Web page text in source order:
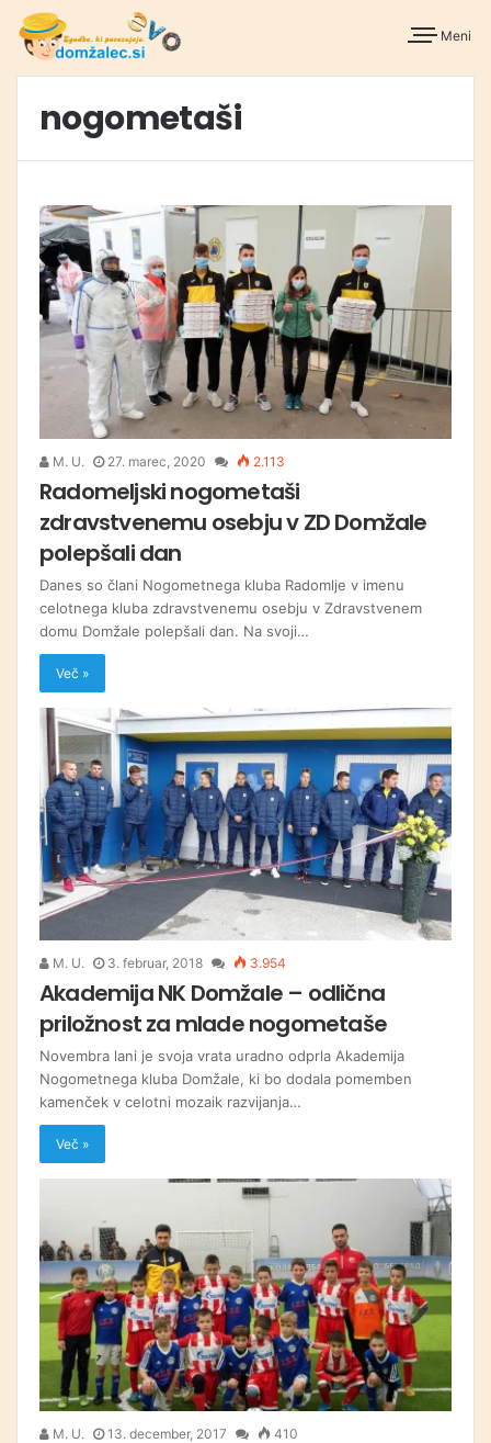
Meni
nogometaši
M. U. 27. marec, 2020 2.113
Radomeljski nogometaši
zdravstvenemu osebju v ZD Domžale
polepšali dan
Danes so člani Nogometnega kluba Radomlje v imenu
celotnega kluba zdravstvenemu osebju v Zdravstvenem
domu Domžale polepšali dan. Na svoji…
Več »
M. U. 3. februar, 2018 3.954
Akademija NK Domžale – odlična
priložnost za mlade nogometaše
Novembra lani je svoja vrata uradno odprla Akademija
Nogometnega kluba Domžale, ki bo dodala pomemben
kamenček v celotni mozaik razvijanja…
Več »
M. U. 13. december, 2017 410